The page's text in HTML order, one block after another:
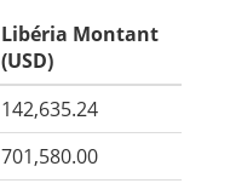
Libéria Montant
(USD)
142,635.24
701,580.00